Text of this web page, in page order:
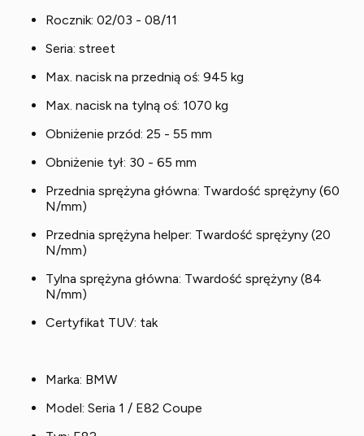
Rocznik: 02/03 - 08/11
Seria: street
Max. nacisk na przednią oś: 945 kg
Max. nacisk na tylną oś: 1070 kg
Obniżenie przód: 25 - 55 mm
Obniżenie tył: 30 - 65 mm
Przednia sprężyna główna: Twardość sprężyny (60
N/mm)
Przednia sprężyna helper: Twardość sprężyny (20
N/mm)
Tylna sprężyna główna: Twardość sprężyny (84
N/mm)
Certyfikat TUV: tak
Marka: BMW
Model: Seria 1 / E82 Coupe